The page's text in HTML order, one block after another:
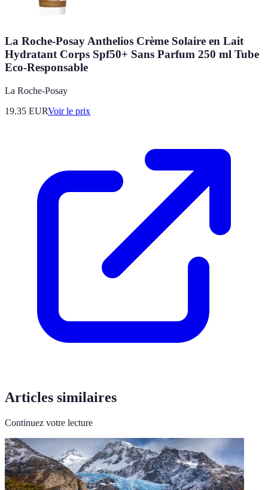
La Roche-Posay Anthelios Crème Solaire en Lait
Hydratant Corps Spf50+ Sans Parfum 250 ml Tube
Eco-Responsable
La Roche-Posay
19.35 EURVoir le prix
Articles similaires
Continuez votre lecture